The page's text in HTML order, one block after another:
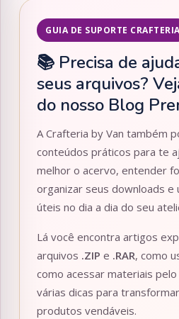
GUIA DE SUPORTE
📚 Precisa de
seus arquivos?
do nosso Blog
A Crafteria by Van também
conteúdos práticos para te
melhor o acervo, entender
organizar seus downloads e
úteis no dia a dia do seu
Lá você encontra artigos
arquivos .ZIP e .RAR, como
como acessar materiais pelo
várias dicas para
produtos vendáveis.